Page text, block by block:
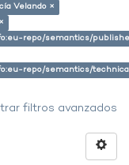
Velando ×
repo/semantics/
repo/semantics/
filtros avanzados